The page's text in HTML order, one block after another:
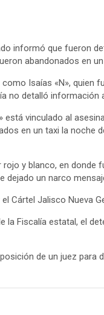
informó que fueron
abandonados en
Isaías «N», quien
no detalló información
está vinculado al
en un taxi la noche
rojo y blanco, en
dejado un narco
Cártel Jalisco Nueva
la Fiscalía estatal, el
de un juez para